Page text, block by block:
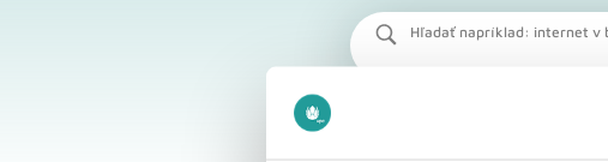
Hľadať napríklad: internet v